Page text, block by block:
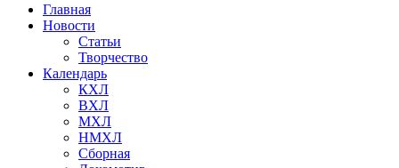
Главная
Новости
Статьи
Творчество
Календарь
КХЛ
ВХЛ
МХЛ
НМХЛ
Сборная